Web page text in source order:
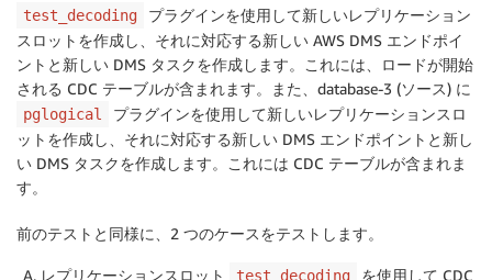
test_decoding
プラグインを使用して新しいレプリケーション
スロットを作成し、それに対応する新しい AWS DMS エンドポイ
ントと新しい DMS タスクを作成します。これには、ロードが開始
される CDC テーブルが含まれます。また、database-3 (ソース) に
pglogical
プラグインを使用して新しいレプリケーションスロ
ットを作成し、それに対応する新しい DMS エンドポイントと新し
い DMS タスクを作成します。これには CDC テーブルが含まれま
す。
前のテストと同様に、2 つのケースをテストします。
レプリケーションスロット test_decoding
を使用して CDC